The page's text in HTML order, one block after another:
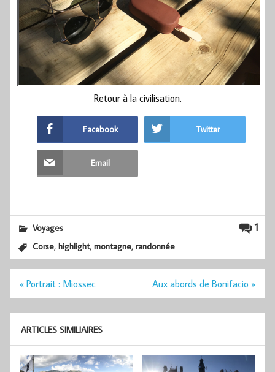
Retour à la civilisation.
Facebook Twitter
Email
1
Voyages
Corse,highlight,montagne,randonnée
Navigation
« Portrait : Miossec Aux abords de Bonifacio »
ARTICLES SIMILIAIRES